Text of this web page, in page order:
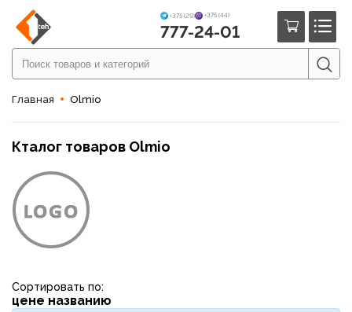
+375 (29) +375 (44)
777-24-01
Главная Olmio
Кталог товаров Olmio
Сортировать по:
цене названию